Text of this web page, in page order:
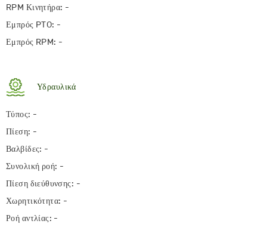
RPM Κινητήρα: -
Εμπρός PTO: -
Εμπρός RPM: -
Υδραυλικά
Τύπος: -
Πίεση: -
Βαλβίδες: -
Συνολική ροή: -
Πίεση διεύθυνσης: -
Χωρητικότητα: -
Ροή αντλίας: -